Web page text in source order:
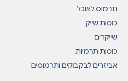
תרמוס לאוכל
כוסות שייק
שייקרים
כוסות תרמיות
אביזרים לבקבוקים ותרמוסים